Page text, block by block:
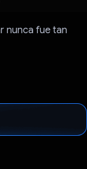
nunca fue tan